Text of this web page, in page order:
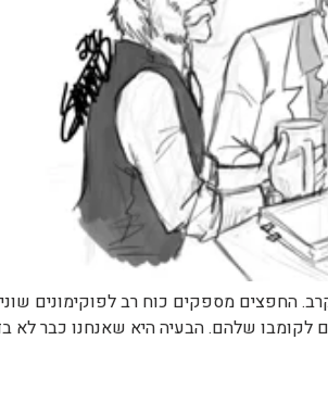
החפצים מספקים כוח רב לפוקימונים
לקומבו שלהם. הבעיה היא שאנחנו כבר לא